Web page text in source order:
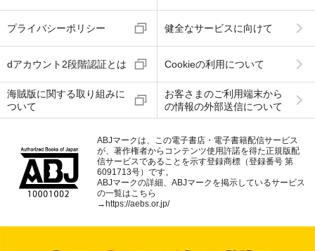
プライバシーポリシー 健全なサービスに向けて
dアカウント2段階認証とは Cookieの利用について
海賊版に関する取り組みに
ついて
お客さまのご利用端末から
の情報の外部送信について
ABJマークは、この電子書店・電子書籍配信サービス
が、著作権者からコンテンツ使用許諾を得た正規版配
信サービスであることを示す登録商標（登録番号 第
6091713号）です。
ABJマークの詳細、ABJマークを掲示しているサービス
の一覧はこちら
→ https://aebs.or.jp/